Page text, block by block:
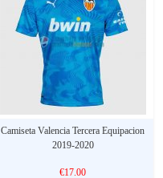
Camiseta Valencia Tercera Equipacion
2019-2020
€17.00